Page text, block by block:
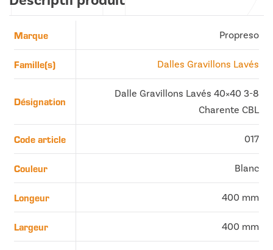
Marque Propreso
Famille(s) Dalles Gravillons Lavés
Désignation
Dalle Gravillons Lavés 40×40 3-8
Charente CBL
Code article 017
Couleur Blanc
Longeur 400 mm
Largeur 400 mm